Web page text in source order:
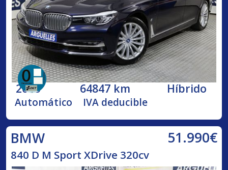
2018 64847 km Híbrido
Automático IVA deducible
BMW 51.990€
840 D M Sport XDrive 320cv